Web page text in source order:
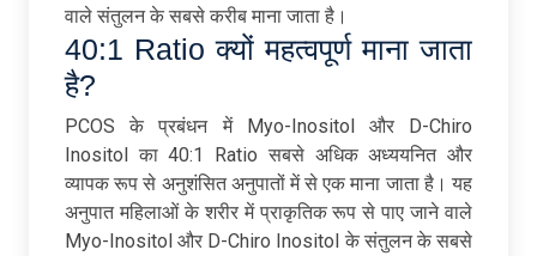
वाले संतुलन के सबसे करीब माना जाता है।
40:1 Ratio क्यों महत्वपूर्ण माना जाता
है?
PCOS के प्रबंधन में Myo-Inositol और D-Chiro
Inositol का 40:1 Ratio सबसे अधिक अध्ययनित और
व्यापक रूप से अनुशंसित अनुपातों में से एक माना जाता है। यह
अनुपात महिलाओं के शरीर में प्राकृतिक रूप से पाए जाने वाले
Myo-Inositol और D-Chiro Inositol के संतुलन के सबसे